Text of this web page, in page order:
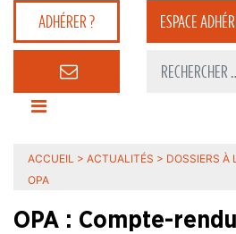
ADHÉRER ? ESPACE
ACCUEIL > ACTUALITÉS > DOSSIERS À
OPA
OPA : Compte-